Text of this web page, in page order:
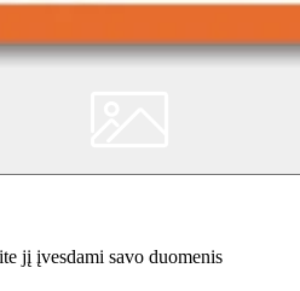
jį įvesdami savo duomenis